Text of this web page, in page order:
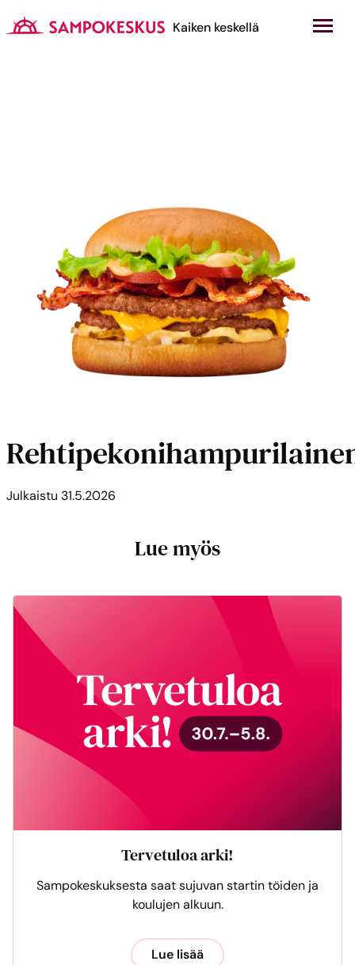
sisältöön
Kauppakeskus Sampokeskus
Kaiken keskellä
Julkaistu 31.5.2026
Lue myös
Tervetuloa arki!
Sampokeskuksesta saat sujuvan startin töiden ja
koulujen alkuun.
Lue lisää